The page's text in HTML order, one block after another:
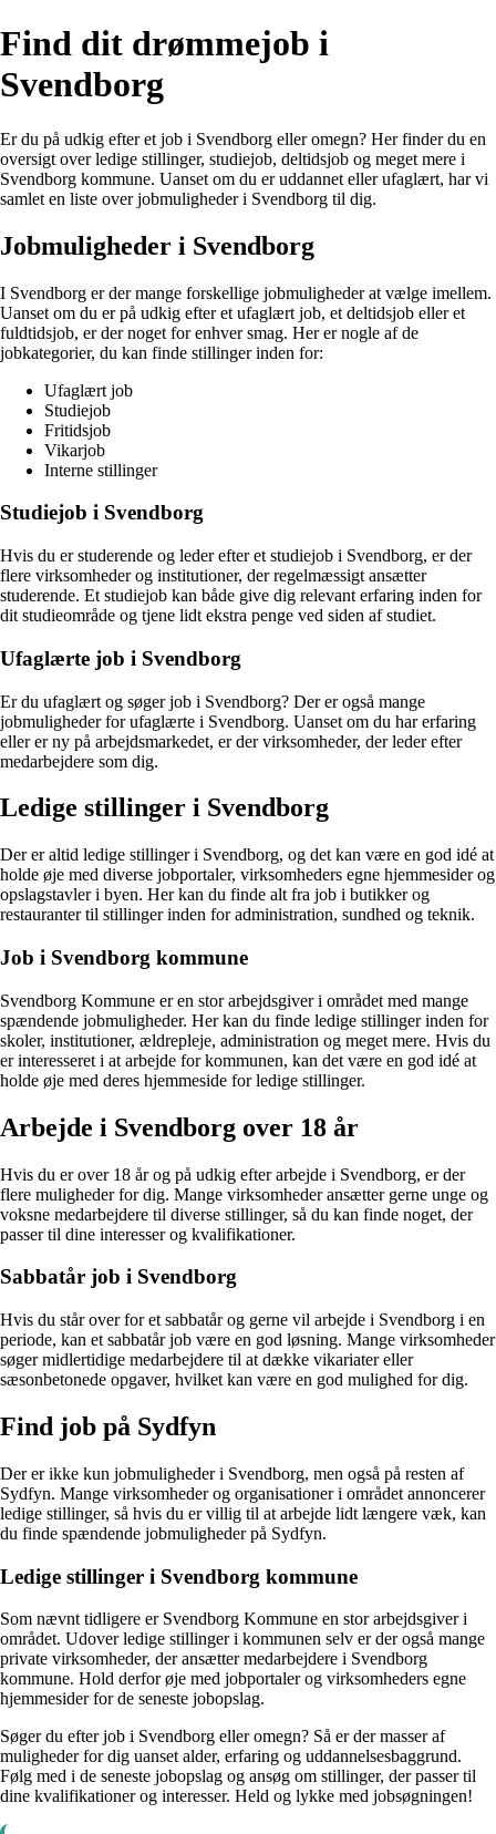
Find dit drømmejob i
Svendborg
Er du på udkig efter et job i Svendborg eller omegn? Her finder du en
oversigt over ledige stillinger, studiejob, deltidsjob og meget mere i
Svendborg kommune. Uanset om du er uddannet eller ufaglært, har vi
samlet en liste over jobmuligheder i Svendborg til dig.
Jobmuligheder i Svendborg
I Svendborg er der mange forskellige jobmuligheder at vælge imellem.
Uanset om du er på udkig efter et ufaglært job, et deltidsjob eller et
fuldtidsjob, er der noget for enhver smag. Her er nogle af de
jobkategorier, du kan finde stillinger inden for:
Ufaglært job
Studiejob
Fritidsjob
Vikarjob
Interne stillinger
Studiejob i Svendborg
Hvis du er studerende og leder efter et studiejob i Svendborg, er der
flere virksomheder og institutioner, der regelmæssigt ansætter
studerende. Et studiejob kan både give dig relevant erfaring inden for
dit studieområde og tjene lidt ekstra penge ved siden af studiet.
Ufaglærte job i Svendborg
Er du ufaglært og søger job i Svendborg? Der er også mange
jobmuligheder for ufaglærte i Svendborg. Uanset om du har erfaring
eller er ny på arbejdsmarkedet, er der virksomheder, der leder efter
medarbejdere som dig.
Ledige stillinger i Svendborg
Der er altid ledige stillinger i Svendborg, og det kan være en god idé at
holde øje med diverse jobportaler, virksomheders egne hjemmesider og
opslagstavler i byen. Her kan du finde alt fra job i butikker og
restauranter til stillinger inden for administration, sundhed og teknik.
Job i Svendborg kommune
Svendborg Kommune er en stor arbejdsgiver i området med mange
spændende jobmuligheder. Her kan du finde ledige stillinger inden for
skoler, institutioner, ældrepleje, administration og meget mere. Hvis du
er interesseret i at arbejde for kommunen, kan det være en god idé at
holde øje med deres hjemmeside for ledige stillinger.
Arbejde i Svendborg over 18 år
Hvis du er over 18 år og på udkig efter arbejde i Svendborg, er der
flere muligheder for dig. Mange virksomheder ansætter gerne unge og
voksne medarbejdere til diverse stillinger, så du kan finde noget, der
passer til dine interesser og kvalifikationer.
Sabbatår job i Svendborg
Hvis du står over for et sabbatår og gerne vil arbejde i Svendborg i en
periode, kan et sabbatår job være en god løsning. Mange virksomheder
søger midlertidige medarbejdere til at dække vikariater eller
sæsonbetonede opgaver, hvilket kan være en god mulighed for dig.
Find job på Sydfyn
Der er ikke kun jobmuligheder i Svendborg, men også på resten af
Sydfyn. Mange virksomheder og organisationer i området annoncerer
ledige stillinger, så hvis du er villig til at arbejde lidt længere væk, kan
du finde spændende jobmuligheder på Sydfyn.
Ledige stillinger i Svendborg kommune
Som nævnt tidligere er Svendborg Kommune en stor arbejdsgiver i
området. Udover ledige stillinger i kommunen selv er der også mange
private virksomheder, der ansætter medarbejdere i Svendborg
kommune. Hold derfor øje med jobportaler og virksomheders egne
hjemmesider for de seneste jobopslag.
Søger du efter job i Svendborg eller omegn? Så er der masser af
muligheder for dig uanset alder, erfaring og uddannelsesbaggrund.
Følg med i de seneste jobopslag og ansøg om stillinger, der passer til
dine kvalifikationer og interesser. Held og lykke med jobsøgningen!